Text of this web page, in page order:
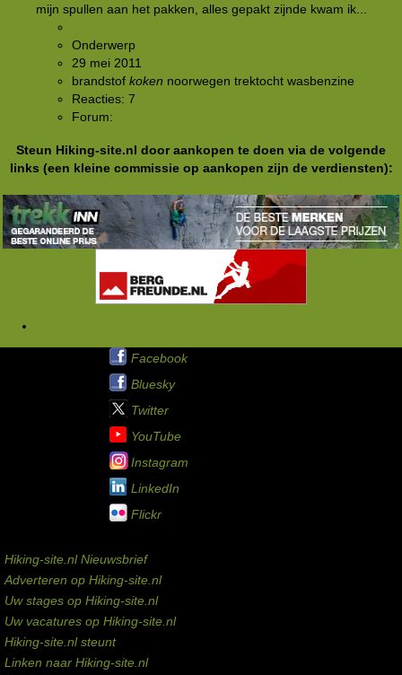
mijn spullen aan het pakken, alles gepakt zijnde kwam ik...
Onderwerp
29 mei 2011
brandstof koken noorwegen trektocht wasbenzine
Reacties: 7
Forum:
Steun Hiking-site.nl door aankopen te doen via de volgende
links (een kleine commissie op aankopen zijn de verdiensten):
Facebook
Bluesky
Twitter
YouTube
Instagram
LinkedIn
Flickr
Hiking-site.nl Nieuwsbrief
Adverteren op Hiking-site.nl
Uw stages op Hiking-site.nl
Uw vacatures op Hiking-site.nl
Hiking-site.nl steunt
Linken naar Hiking-site.nl